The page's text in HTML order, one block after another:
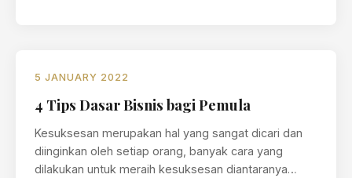
5 JANUARY 2022
4 Tips Dasar Bisnis bagi Pemula
Kesuksesan merupakan hal yang sangat dicari dan
diinginkan oleh setiap orang, banyak cara yang
dilakukan untuk meraih kesuksesan diantaranya